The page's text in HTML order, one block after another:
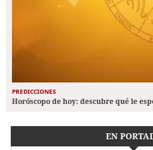
PREDICCIONES
Horóscopo de hoy: descubre qué le
EN